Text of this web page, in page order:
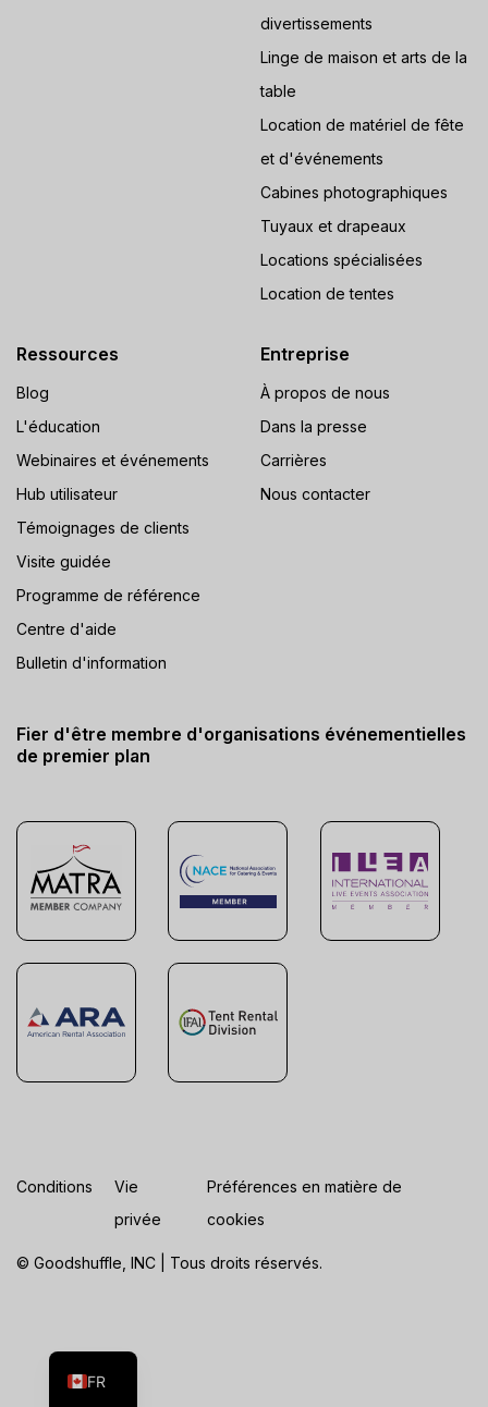
divertissements
Linge de maison et arts de la
table
Location de matériel de fête
et d'événements
Cabines photographiques
Tuyaux et drapeaux
Locations spécialisées
Location de tentes
Ressources
Blog
L'éducation
Webinaires et événements
Hub utilisateur
Témoignages de clients
Visite guidée
Programme de référence
Centre d'aide
Bulletin d'information
Entreprise
À propos de nous
Dans la presse
Carrières
Nous contacter
Fier d'être membre d'organisations événementielles
de premier plan
© Goodshuffle, INC | Tous droits réservés.
Conditions
Vie
privée
Préférences en matière de
cookies
FR